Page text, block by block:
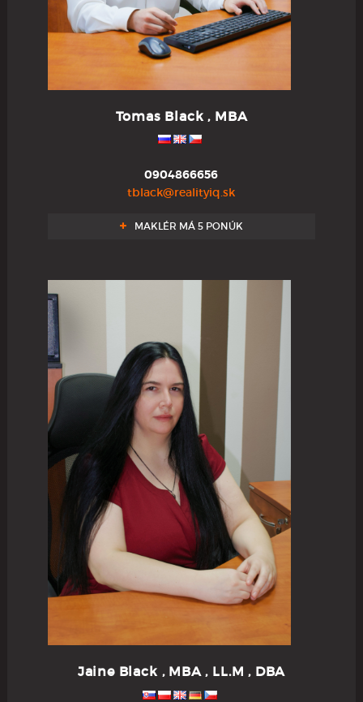
Tomas Black , MBA
0904866656
tblack@realityiq.sk
MAKLÉR MÁ 5 PONÚK
Jaine Black , MBA , LL.M , DBA